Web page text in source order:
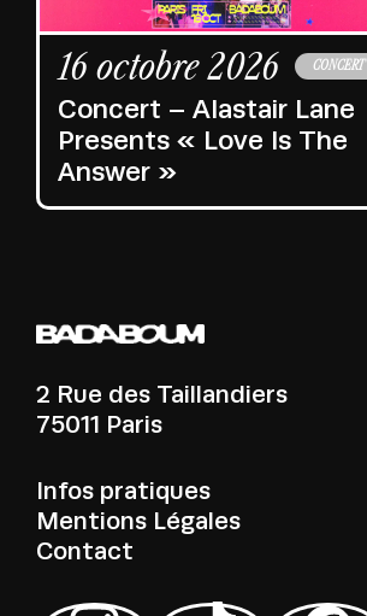
16 octobre 2026 CONCERT
Concert – Alastair Lane
Presents « Love Is The
Answer »
2 Rue des Taillandiers
75011 Paris
Infos pratiques
Mentions Légales
Contact